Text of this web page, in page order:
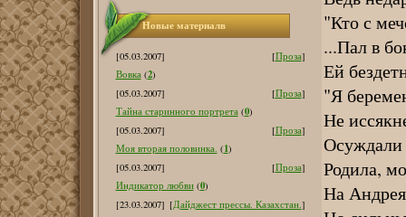
Новые материалв
[05.03.2007] [Проза]
Вовка (2)
[05.03.2007]
[Проза]
Тайна старинного портрета (0)
[05.03.2007]
[Проза]
Моя вторая половинка. (1)
[05.03.2007]
[Проза]
Индикатор любви (0)
[23.03.2007] [Дайджест прессы. Казахстан.]
"Кто с
...Пал в
Ей
"Я
Не
Осуждали
Родила,
На